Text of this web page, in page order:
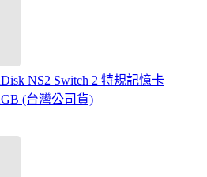
NS2 Switch 2 特規記憶卡
(台灣公司貨)